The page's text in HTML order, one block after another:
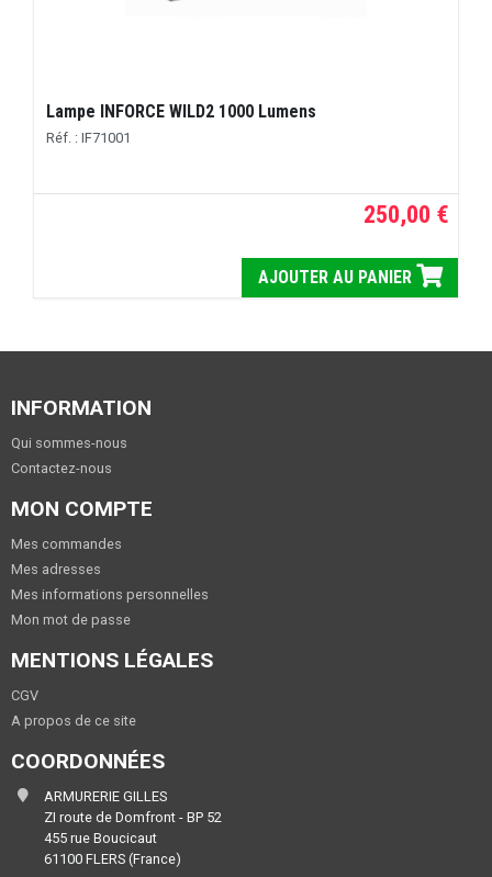
Lampe INFORCE WILD2 1000 Lumens
Réf. : IF71001
250,00 €
AJOUTER AU PANIER
INFORMATION
Qui sommes-nous
Contactez-nous
MON COMPTE
Mes commandes
Mes adresses
Mes informations personnelles
Mon mot de passe
MENTIONS LÉGALES
CGV
A propos de ce site
COORDONNÉES
ARMURERIE GILLES
ZI route de Domfront - BP 52
455 rue Boucicaut
61100 FLERS (France)